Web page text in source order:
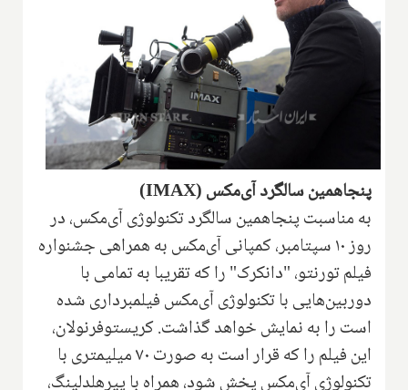
پنجاهمین سالگرد آی‌مکس (IMAX)
به مناسبت پنجاهمین سالگرد تکنولوژی آی‌مکس، در
روز ۱۰ سپتامبر، کمپانی آی‌مکس به همراهی جشنواره
فیلم تورنتو، "دانکرک" را که تقریبا به تمامی با
دوربین‌هایی با تکنولوژی آی‌مکس فیلمبرداری شده
است را به نمایش خواهد گذاشت. کریستوفرنولان،
این فیلم را که قرار است به صورت ۷۰ میلیمتری با
تکنولوژی آی‌مکس پخش شود، همراه با پیرهلدلینگ،